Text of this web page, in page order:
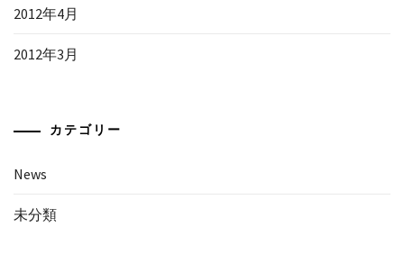
2012年4月
2012年3月
カテゴリー
News
未分類